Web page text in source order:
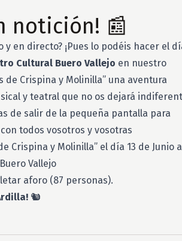
notición! 📰
y en directo? ¡Pues lo podéis hacer el
Cultural Buero Vallejo en nuestro
de Crispina y Molinilla” una aventura
y teatral que no os dejará
de salir de la pequeña pantalla para
todos vosotros y vosotras
Crispina y Molinilla” el día 13 de Junio
Vallejo
aforo (87 personas).
🐿️